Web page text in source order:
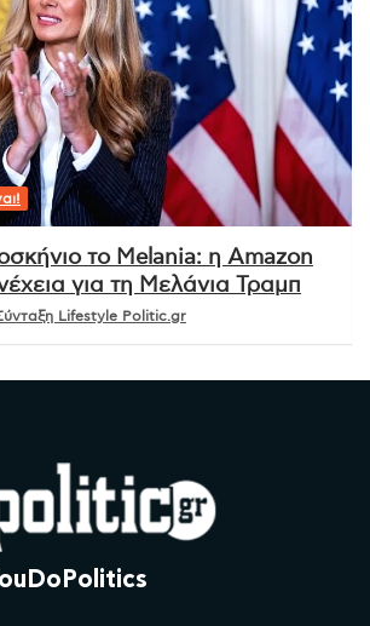
το Melania: η Amazon
για τη Μελάνια Τραμπ
Lifestyle Politic.gr